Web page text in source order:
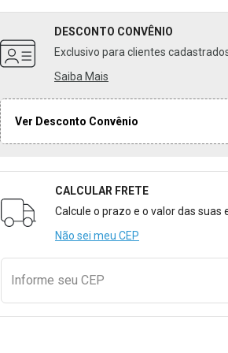
DESCONTO CONVÊNIO
Exclusivo para clientes
Saiba Mais
Ver Desconto Convênio
Formulário para Calcular o
CALCULAR FRETE
Calcule o prazo e o valor das suas
Não sei meu CEP
Informe seu CEP